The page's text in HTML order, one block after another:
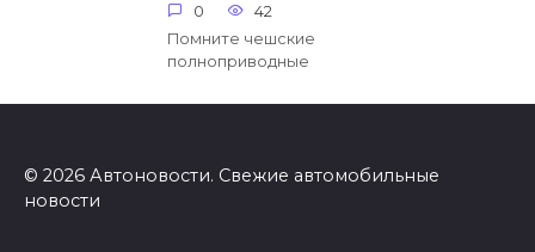
0
42
Помните чешские
полноприводные
© 2026 Автоновости. Свежие автомобильные
новости